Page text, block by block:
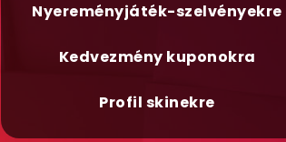
Nyereményjáték-szelvényekre
Kedvezmény kuponokra
Profil skinekre